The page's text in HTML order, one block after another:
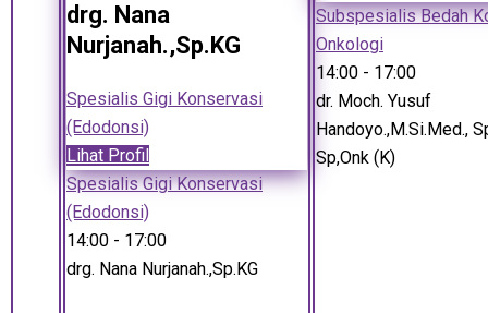
drg. Nana
Nurjanah.,Sp.KG
Spesialis Gigi Konservasi
(Edodonsi)
Lihat Profil
Spesialis Gigi Konservasi
(Edodonsi)
14:00 - 17:00
drg. Nana Nurjanah.,Sp.KG
Subspesialis Bedah
Onkologi
14:00 - 17:00
dr. Moch. Yusuf
Handoyo.,M.Si.Med.,
Sp,Onk (K)